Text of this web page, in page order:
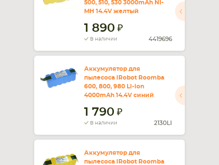
500, 510, 530 3000mAh NI-
MH 14.4V желтый
1 890
В наличии 4419696
Аккумулятор для
пылесоса iRobot Roomba
600, 800, 980 Li-ion
4000mAh 14.4V синий
1 790
В наличии 2130LI
Аккумулятор для
пылесоса iRobot Roomba